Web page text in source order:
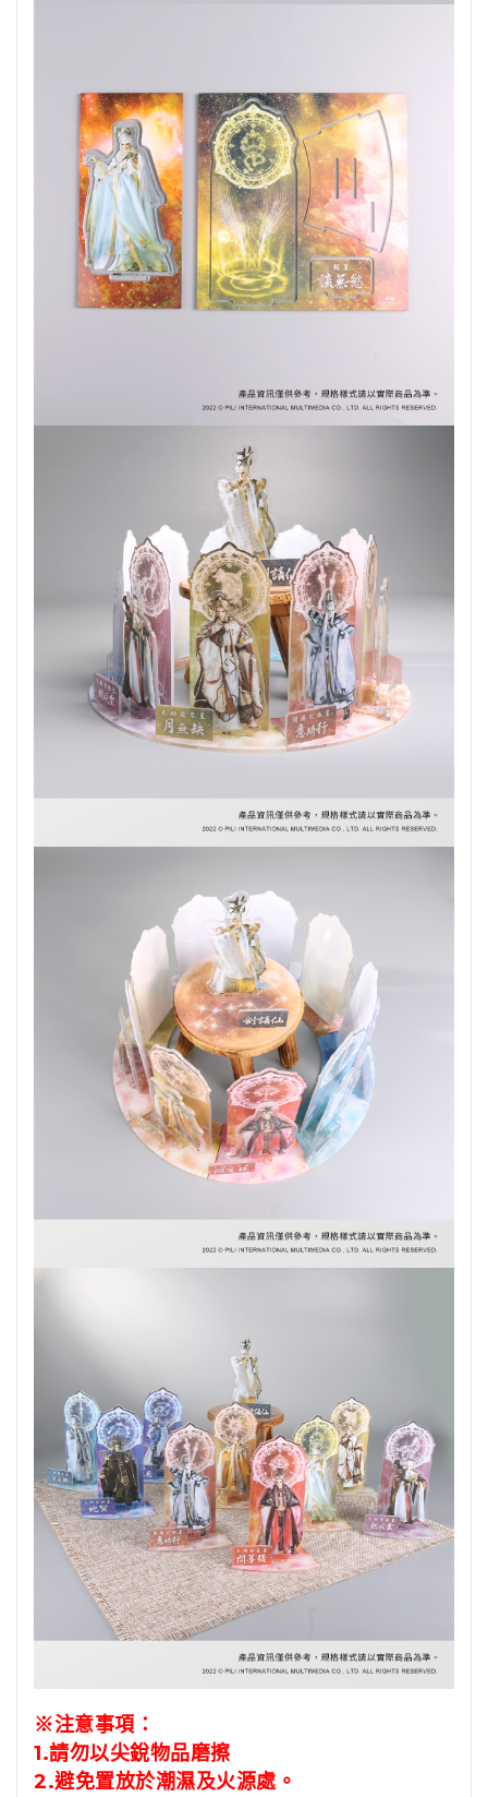
※注意事項：
1.請勿以尖銳物品磨擦
2.避免置放於潮濕及火源處。